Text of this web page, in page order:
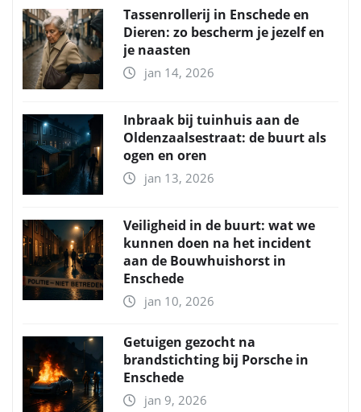
Tassenrollerij in Enschede en
Dieren: zo bescherm je jezelf en
je naasten
jan 14, 2026
Inbraak bij tuinhuis aan de
Oldenzaalsestraat: de buurt als
ogen en oren
jan 13, 2026
Veiligheid in de buurt: wat we
kunnen doen na het incident
aan de Bouwhuishorst in
Enschede
jan 10, 2026
Getuigen gezocht na
brandstichting bij Porsche in
Enschede
jan 9, 2026